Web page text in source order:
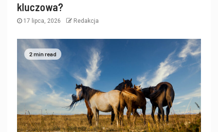
kluczowa?
17 lipca, 2026 Redakcja
2 min read